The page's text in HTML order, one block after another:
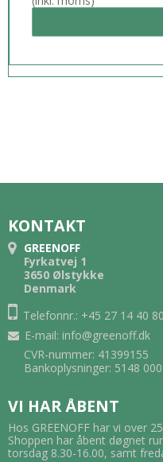
KONTAKT
GREENOFF
Fyrkatvej 1
3650 Ølstykke
Denmark
Telefonnr.: +45 27 14 40 80
E-mail: info@greenoff.dk
CVR-nummer: 41399155
Bankoplysninger: 5148
VI HAR ÅBENT
Hos GREENOFF har vi over
Shoppen har åbent døgnet
torsdag 8.30-16.00, samt